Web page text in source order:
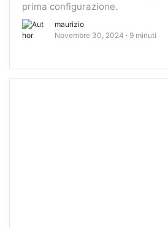
prima configurazione.
maurizio
Novembre 30, 2024
9 minuti